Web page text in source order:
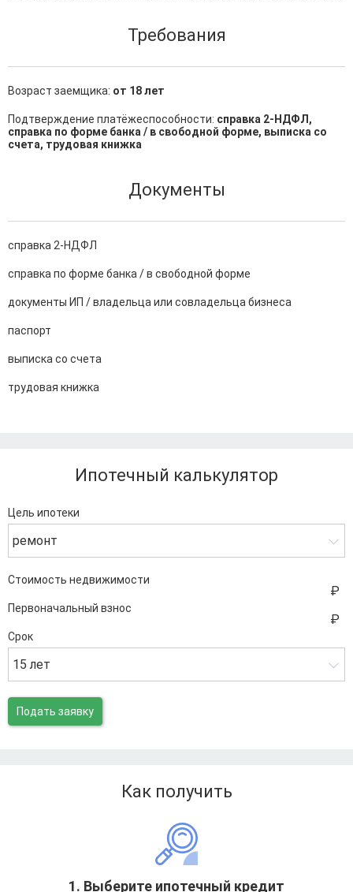
Требования
Возраст заемщика: от 18 лет
Подтверждение платёжеспособности: справка 2-НДФЛ,
справка по форме банка / в свободной форме, выписка со
счета, трудовая книжка
Документы
справка 2-НДФЛ
справка по форме банка / в свободной форме
документы ИП / владельца или совладельца бизнеса
паспорт
выписка со счета
трудовая книжка
Ипотечный калькулятор
Цель ипотеки
ремонт
Стоимость недвижимости
Первоначальный взнос
Срок
15 лет
Подать заявку
Как получить
1. Выберите ипотечный кредит